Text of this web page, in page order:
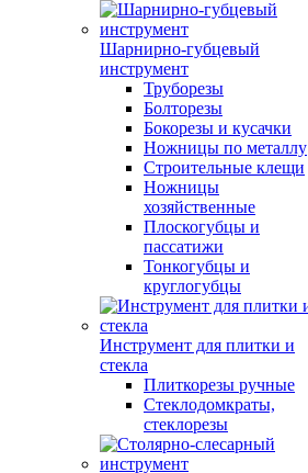
Шарнирно-губцевый
инструмент
Труборезы
Болторезы
Бокорезы и кусачки
Ножницы по металлу
Строительные клещи
Ножницы
хозяйственные
Плоскогубцы и
пассатижи
Тонкогубцы и
круглогубцы
Инструмент для плитки и
стекла
Плиткорезы ручные
Стеклодомкраты,
стеклорезы